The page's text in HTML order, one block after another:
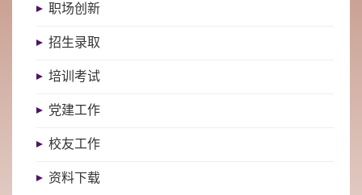
职场创新
招生录取
培训考试
党建工作
校友工作
资料下载